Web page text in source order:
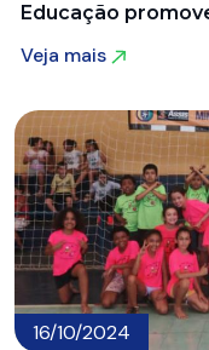
Educação
Veja mais
16/10/2024